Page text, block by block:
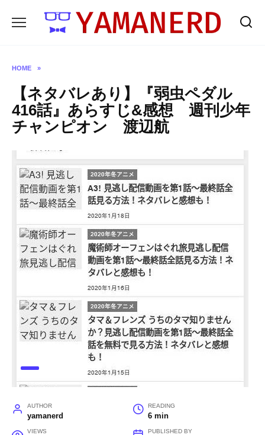
HOME »
【ネタバレあり】『弱虫ペダル
416話』あらすじ&感想 週刊少年
チャンピオン 渡辺航
AUTHOR
yamanerd
READING
6 min
VIEWS PUBLISHED BY